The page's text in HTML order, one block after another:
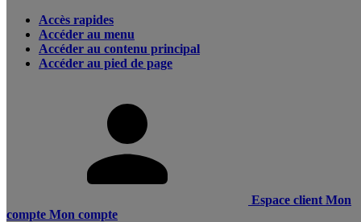
Accès rapides
Accéder au menu
Accéder au contenu principal
Accéder au pied de page
Espace client Mon
compte Mon compte